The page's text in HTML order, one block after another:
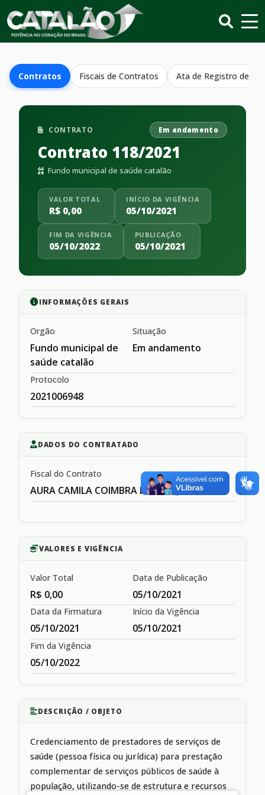
Contratos Fiscais de Contratos Ata de Registro de
CONTRATO Em andamento
Contrato 118/2021
Fundo municipal de saúde catalão
VALOR TOTAL
R$ 0,00
INÍCIO DA VIGÊNCIA
05/10/2021
FIM DA VIGÊNCIA
05/10/2022
PUBLICAÇÃO
05/10/2021
INFORMAÇÕES GERAIS
Orgão
Fundo municipal de
saúde catalão
Situação
Em andamento
Protocolo
2021006948
DADOS DO CONTRATADO
Fiscal do Contrato
AURA CAMILA COIMBRA DE MESQIUITA
VALORES E VIGÊNCIA
Valor Total
R$ 0,00
Data de Publicação
05/10/2021
Data da Firmatura
05/10/2021
Início da Vigência
05/10/2021
Fim da Vigência
05/10/2022
DESCRIÇÃO / OBJETO
Credenciamento de prestadores de serviços de
saúde (pessoa física ou jurídica) para prestação
complementar de serviços públicos de saúde à
população, utilizando-se de estrutura e recursos